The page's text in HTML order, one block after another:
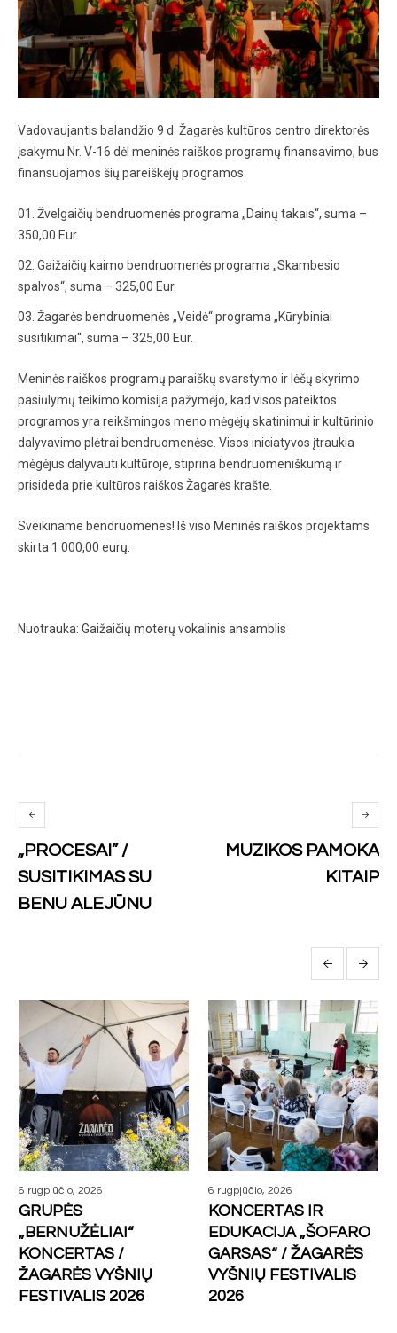
Vadovaujantis balandžio 9 d. Žagarės kultūros centro direktorės
įsakymu Nr. V-16 dėl meninės raiškos programų finansavimo, bus
finansuojamos šių pareiškėjų programos:
Žvelgaičių bendruomenės programa „Dainų takais“, suma –
350,00 Eur.
Gaižaičių kaimo bendruomenės programa „Skambesio
spalvos“, suma – 325,00 Eur.
Žagarės bendruomenės „Veidė“ programa „Kūrybiniai
susitikimai“, suma – 325,00 Eur.
Meninės raiškos programų paraiškų svarstymo ir lėšų skyrimo
pasiūlymų teikimo komisija pažymėjo, kad visos pateiktos
programos yra reikšmingos meno mėgėjų skatinimui ir kultūrinio
dalyvavimo plėtrai bendruomenėse. Visos iniciatyvos įtraukia
mėgėjus dalyvauti kultūroje, stiprina bendruomeniškumą ir
prisideda prie kultūros raiškos Žagarės krašte.
Sveikiname bendruomenes! Iš viso Meninės raiškos projektams
skirta 1 000,00 eurų.
Nuotrauka: Gaižaičių moterų vokalinis ansamblis
„PROCESAI” /
SUSITIKIMAS SU
BENU ALEJŪNU
MUZIKOS PAMOKA
KITAIP
More posts
6 rugpjūčio, 2026
GRUPĖS
„BERNUŽĖLIAI“
KONCERTAS /
ŽAGARĖS VYŠNIŲ
FESTIVALIS 2026
6 rugpjūčio, 2026
KONCERTAS IR
EDUKACIJA „ŠOFARO
GARSAS“ / ŽAGARĖS
VYŠNIŲ FESTIVALIS
2026